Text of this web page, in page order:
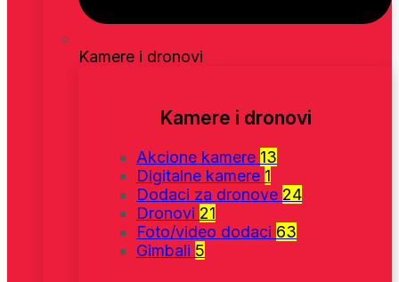
Kamere i dronovi
Kamere i dronovi
Akcione kamere 13
Digitalne kamere 1
Dodaci za dronove 24
Dronovi 21
Foto/video dodaci 63
Gimbali 5